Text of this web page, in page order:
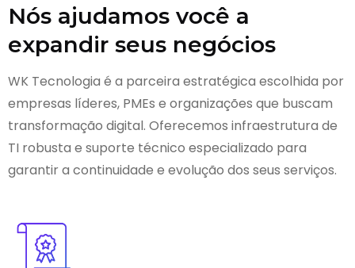
Nós ajudamos você a
expandir seus negócios
WK Tecnologia é a parceira estratégica escolhida por
empresas líderes, PMEs e organizações que buscam
transformação digital. Oferecemos infraestrutura de
TI robusta e suporte técnico especializado para
garantir a continuidade e evolução dos seus serviços.